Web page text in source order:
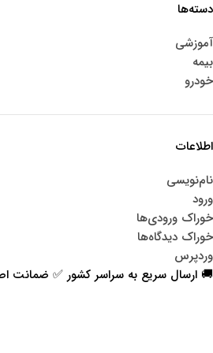
دسته‌ها
آموزشی
بیمه
خودرو
اطلاعات
نام‌نویسی
ورود
خوراک ورودی‌ها
خوراک دیدگاه‌ها
وردپرس
🚚 ارسال سریع به سراسر کشور ✅ ضمانت اصالت کالا 🔁 ۷ روز ضمانت